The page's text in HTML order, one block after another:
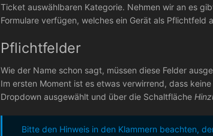
Ticket auswählbaren Kategorie. Nehmen wir an es
Formulare verfügen, welches ein Gerät als Pflichtfeld
Pflichtfelder
Wie der Name schon sagt, müssen diese Felder
Im ersten Moment ist es etwas verwirrend, dass
Dropdown ausgewählt und über die Schaltfläche
Bitte den Hinweis in den Klammern beachten,